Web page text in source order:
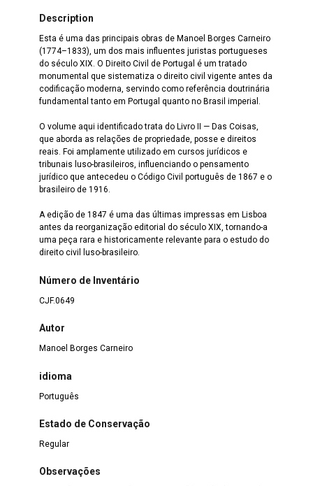
Description
Esta é uma das principais obras de Manoel Borges Carneiro
(1774–1833), um dos mais influentes juristas portugueses
do século XIX. O Direito Civil de Portugal é um tratado
monumental que sistematiza o direito civil vigente antes da
codificação moderna, servindo como referência doutrinária
fundamental tanto em Portugal quanto no Brasil imperial.
O volume aqui identificado trata do Livro II — Das Coisas,
que aborda as relações de propriedade, posse e direitos
reais. Foi amplamente utilizado em cursos jurídicos e
tribunais luso-brasileiros, influenciando o pensamento
jurídico que antecedeu o Código Civil português de 1867 e o
brasileiro de 1916.
A edição de 1847 é uma das últimas impressas em Lisboa
antes da reorganização editorial do século XIX, tornando-a
uma peça rara e historicamente relevante para o estudo do
direito civil luso-brasileiro.
Número de Inventário
CJF.0649
Autor
Manoel Borges Carneiro
idioma
Português
Estado de Conservação
Regular
Observações